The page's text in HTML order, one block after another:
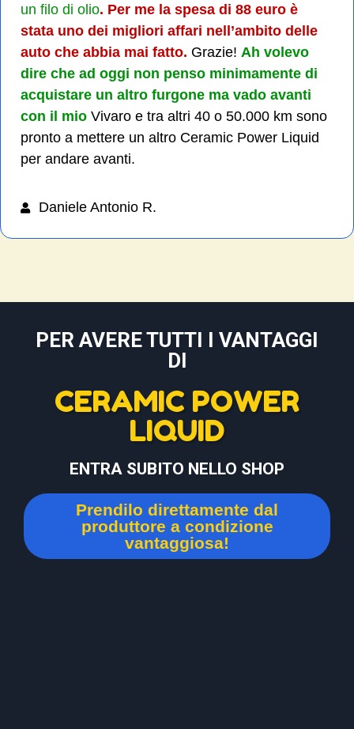
un filo di olio. Per me la spesa di 88 euro è
stata uno dei migliori affari nell’ambito delle
auto che abbia mai fatto. Grazie! Ah volevo
dire che ad oggi non penso minimamente di
acquistare un altro furgone ma vado avanti
con il mio Vivaro e tra altri 40 o 50.000 km sono
pronto a mettere un altro Ceramic Power Liquid
per andare avanti.
Daniele Antonio R.
PER AVERE TUTTI I VANTAGGI
DI
CERAMIC POWER
LIQUID
ENTRA SUBITO NELLO SHOP
Prendilo direttamente dal
produttore a condizione
vantaggiosa!